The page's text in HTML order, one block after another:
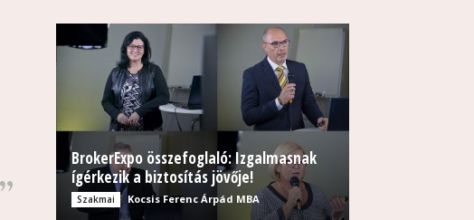
BrokerExpo összefoglaló: Izgalmasnak
ígérkezik a biztosítás jövője!
Szakmai Kocsis Ferenc Árpád MBA